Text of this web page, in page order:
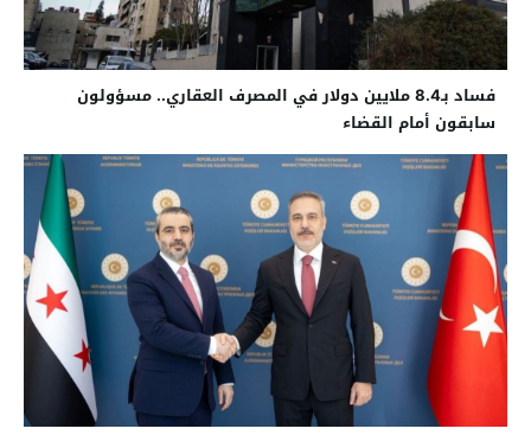
فساد بـ8.4 ملايين دولار في المصرف العقاري.. مسؤولون
سابقون أمام القضاء